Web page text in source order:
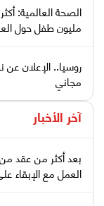
مليون طفل حول
روسيا.. الإعلان عن
مجاني
آخر الأخبار
بعد أكثر من عقد
العمل مع الإبقاء